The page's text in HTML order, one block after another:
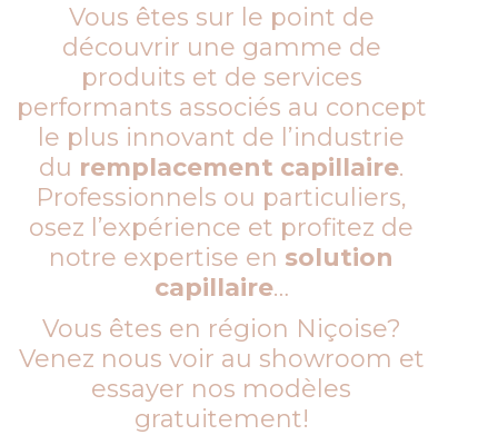
Vous êtes sur le point de
découvrir une gamme de
produits et de services
performants associés au concept
le plus innovant de l’industrie
du remplacement capillaire.
Professionnels ou particuliers,
osez l’expérience et profitez de
notre expertise en solution
capillaire…
Vous êtes en région Niçoise?
Venez nous voir au showroom et
essayer nos modèles
gratuitement!